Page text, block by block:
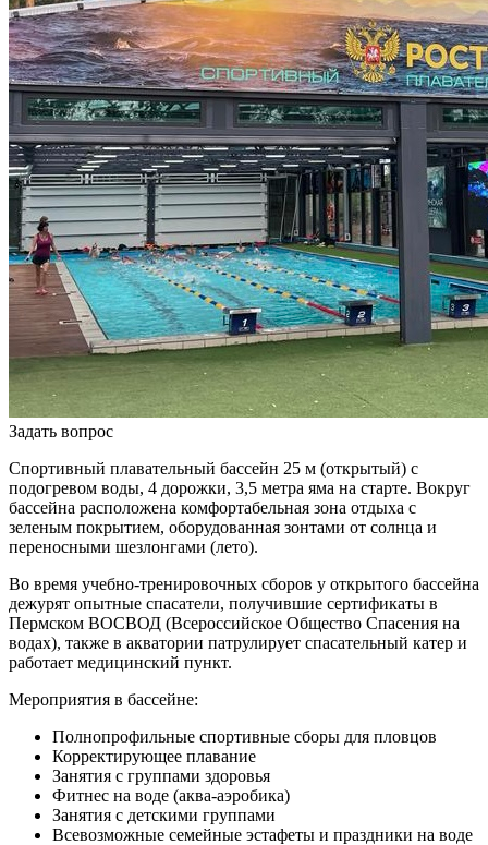
Задать вопрос
Спортивный плавательный бассейн 25 м (открытый) с
подогревом воды, 4 дорожки, 3,5 метра яма на старте. Вокруг
бассейна расположена комфортабельная зона отдыха с
зеленым покрытием, оборудованная зонтами от солнца и
переносными шезлонгами (лето).
Во время учебно-тренировочных сборов у открытого бассейна
дежурят опытные спасатели, получившие сертификаты в
Пермском ВОСВОД (Всероссийское Общество Спасения на
водах), также в акватории патрулирует спасательный катер и
работает медицинский пункт.
Мероприятия в бассейне:
Полнопрофильные спортивные сборы для пловцов
Корректирующее плавание
Занятия с группами здоровья
Фитнес на воде (аква-аэробика)
Занятия с детскими группами
Всевозможные семейные эстафеты и праздники на воде